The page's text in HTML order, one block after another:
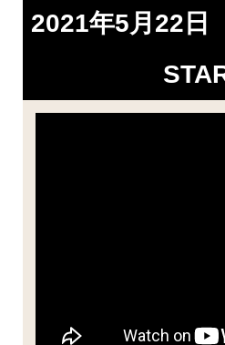
2021年5月22日